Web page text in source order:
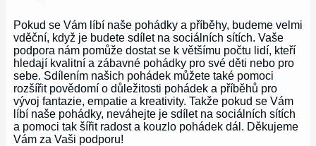
Pokud se Vám líbí naše pohádky a příběhy, budeme velmi
vděční, když je budete sdílet na sociálních sítích. Vaše
podpora nám pomůže dostat se k většímu počtu lidí, kteří
hledají kvalitní a zábavné pohádky pro své děti nebo pro
sebe. Sdílením našich pohádek můžete také pomoci
rozšířit povědomí o důležitosti pohádek a příběhů pro
vývoj fantazie, empatie a kreativity. Takže pokud se Vám
líbí naše pohádky, neváhejte je sdílet na sociálních sítích
a pomoci tak šířit radost a kouzlo pohádek dál. Děkujeme
Vám za Vaši podporu!